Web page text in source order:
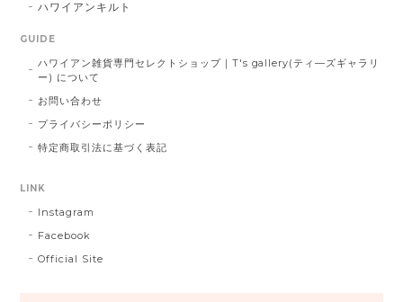
ハワイアンキルト
GUIDE
ハワイアン雑貨専門セレクトショップ｜T's gallery(ティ―ズギャラリ
ー) について
お問い合わせ
プライバシーポリシー
特定商取引法に基づく表記
LINK
Instagram
Facebook
Official Site